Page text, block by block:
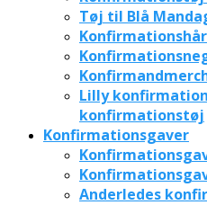
Tøj til Blå
Lilly
konfirmationstøj
Konfirmationsgaver
Anderledes